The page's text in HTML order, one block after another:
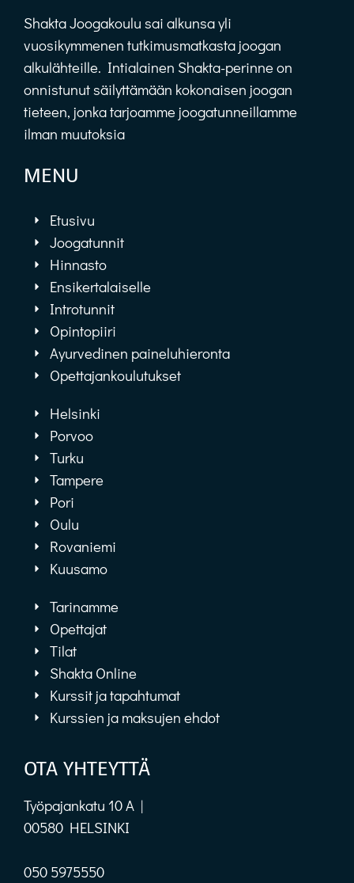
Shakta Joogakoulu sai alkunsa yli
vuosikymmenen tutkimusmatkasta joogan
alkulähteille. Intialainen Shakta-perinne on
onnistunut säilyttämään kokonaisen joogan
tieteen, jonka tarjoamme joogatunneillamme
ilman muutoksia
MENU
Etusivu
Joogatunnit
Hinnasto
Ensikertalaiselle
Introtunnit
Opintopiiri
Ayurvedinen paineluhieronta
Opettajankoulutukset
Helsinki
Porvoo
Turku
Tampere
Pori
Oulu
Rovaniemi
Kuusamo
Tarinamme
Opettajat
Tilat
Shakta Online
Kurssit ja tapahtumat
Kurssien ja maksujen ehdot
OTA YHTEYTTÄ
Työpajankatu 10 A |
00580 HELSINKI
050 5975550